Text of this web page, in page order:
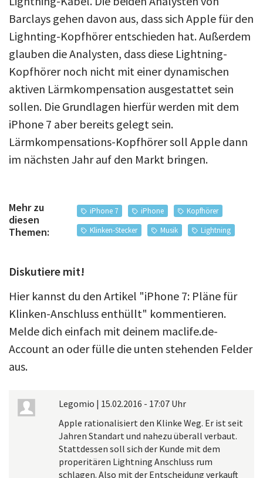
Barclays gehen davon aus, dass sich Apple für den
Lighnting-Kopfhörer entschieden hat. Außerdem
glauben die Analysten, dass diese Lightning-
Kopfhörer noch nicht mit einer dynamischen
aktiven Lärmkompensation ausgestattet sein
sollen. Die Grundlagen hierfür werden mit dem
iPhone 7 aber bereits gelegt sein.
Lärmkompensations-Kopfhörer soll Apple dann
im nächsten Jahr auf den Markt bringen.
Mehr zu
diesen
Themen:
iPhone 7 iPhone
Kopfhörer
Klinken-Stecker
Musik Lightning
Diskutiere mit!
Hier kannst du den Artikel "iPhone 7: Pläne für
Klinken-Anschluss enthüllt" kommentieren.
Melde dich einfach mit deinem maclife.de-
Account an oder fülle die unten stehenden Felder
aus.
Legomio | 15.02.2016 - 17:07 Uhr
Apple rationalisiert den Klinke Weg. Er ist seit
Jahren Standart und nahezu überall verbaut.
Stattdessen soll sich der Kunde mit dem
properitären Lightning Anschluss rum
schlagen. Also mit der Entscheidung verkauft